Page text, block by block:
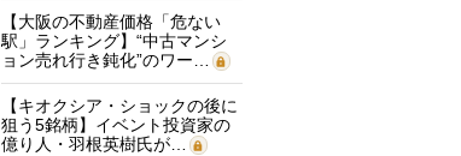
【大阪の不動産価格「危ない
駅」ランキング】“中古マンシ
ョン売れ行き鈍化”のワー…
【キオクシア・ショックの後に
狙う5銘柄】イベント投資家の
億り人・羽根英樹氏が…